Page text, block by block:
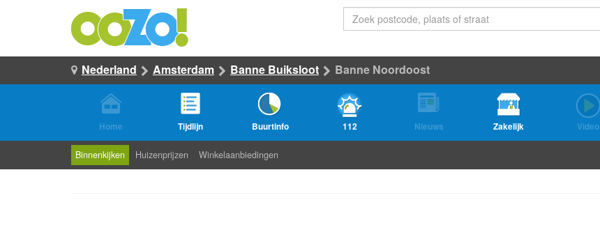
Nederland Amsterdam Banne Buiksloot Banne Noordoost
Home Tijdlijn Buurtinfo 112 Nieuws Zakelijk Video
Binnenkijken Huizenprijzen Winkelaanbiedingen